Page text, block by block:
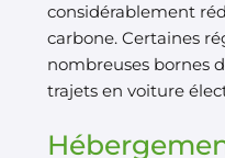
considérablement
carbone. Certaines
nombreuses bornes
trajets en voiture